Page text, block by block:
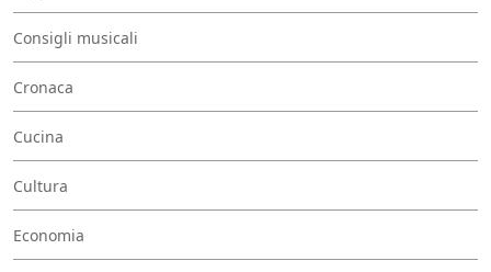
Consigli musicali
Cronaca
Cucina
Cultura
Economia